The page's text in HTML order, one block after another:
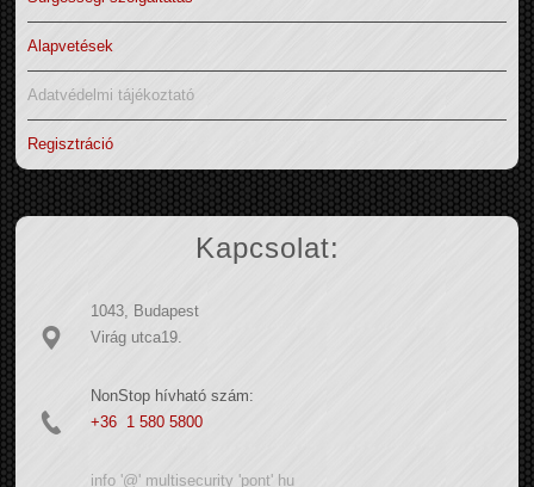
Alapvetések
Adatvédelmi tájékoztató
Regisztráció
Kapcsolat:
1043, Budapest
Virág utca19.
NonStop hívható szám:
+36 1 580 5800
info '@' multisecurity 'pont' hu